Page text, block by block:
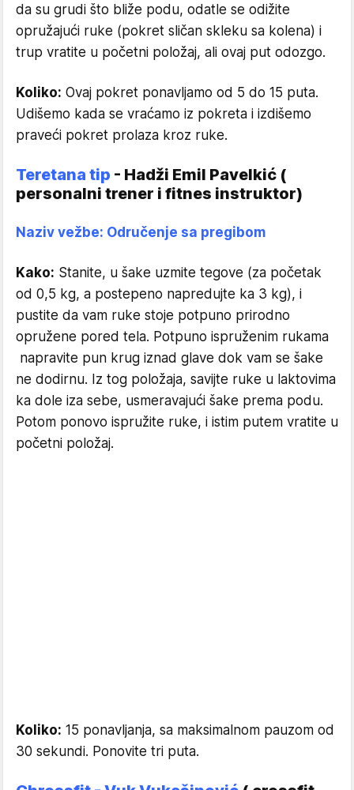
da su grudi što bliže podu, odatle se odižite
opružajući ruke (pokret sličan skleku sa kolena) i
trup vratite u početni položaj, ali ovaj put odozgo.
Koliko: Ovaj pokret ponavljamo od 5 do 15 puta.
Udišemo kada se vraćamo iz pokreta i izdišemo
praveći pokret prolaza kroz ruke.
Teretana tip - Hadži Emil Pavelkić (
personalni trener i fitnes instruktor)
Naziv vežbe: Odručenje sa pregibom
Kako: Stanite, u šake uzmite tegove (za početak
od 0,5 kg, a postepeno napredujte ka 3 kg), i
pustite da vam ruke stoje potpuno prirodno
opružene pored tela. Potpuno ispruženim rukama
napravite pun krug iznad glave dok vam se šake
ne dodirnu. Iz tog položaja, savijte ruke u laktovima
ka dole iza sebe, usmeravajući šake prema podu.
Potom ponovo ispružite ruke, i istim putem vratite u
početni položaj.
Koliko: 15 ponavljanja, sa maksimalnom pauzom od
30 sekundi. Ponovite tri puta.